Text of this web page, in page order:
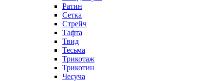
Ратин
Сетка
Стрейч
Тафта
Твид
Тесьма
Трикотаж
Трикотин
Чесуча